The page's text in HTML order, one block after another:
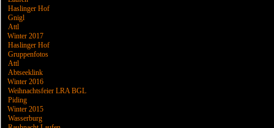
Haslinger Hof
Gnigl
Attl
Winter 2017
Haslinger Hof
Gruppenfotos
Attl
Abtseeklink
Winter 2016
Weihnachtsfeier LRA BGL
Piding
Winter 2015
Wasserburg